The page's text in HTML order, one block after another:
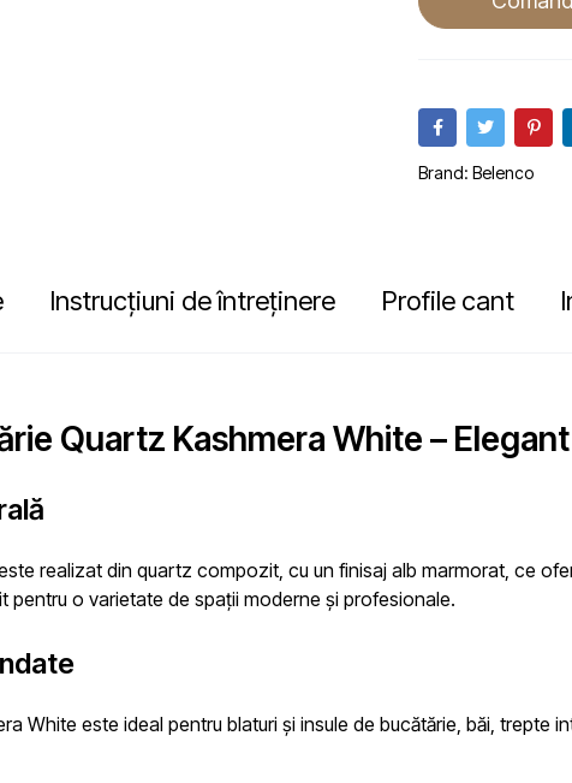
Brand:Belenco
Instrucțiuni de întreținere Profile cant
Quartz Kashmera White –
realizat din quartz compozit, cu un finisaj alb marmorat, ce
pentru o varietate de spații moderne și profesionale.
White este ideal pentru blaturi și insule de bucătărie, băi, trepte